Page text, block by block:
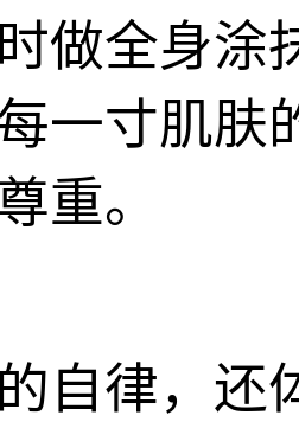
做全身涂
一寸肌肤
重。
自律，还